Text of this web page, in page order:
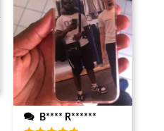
B**** R******